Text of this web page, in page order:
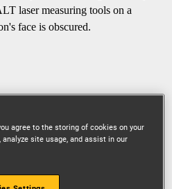
agree to the storing of cookies on your
site usage, and assist in our